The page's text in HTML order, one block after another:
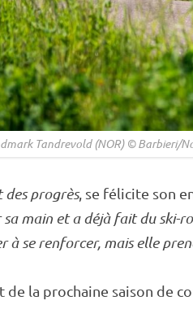
Tandrevold (NOR) © Barbieri/
des progrès, se félicite son
sa main et a déjà fait du ski-
à se renforcer, mais elle
de la prochaine saison de